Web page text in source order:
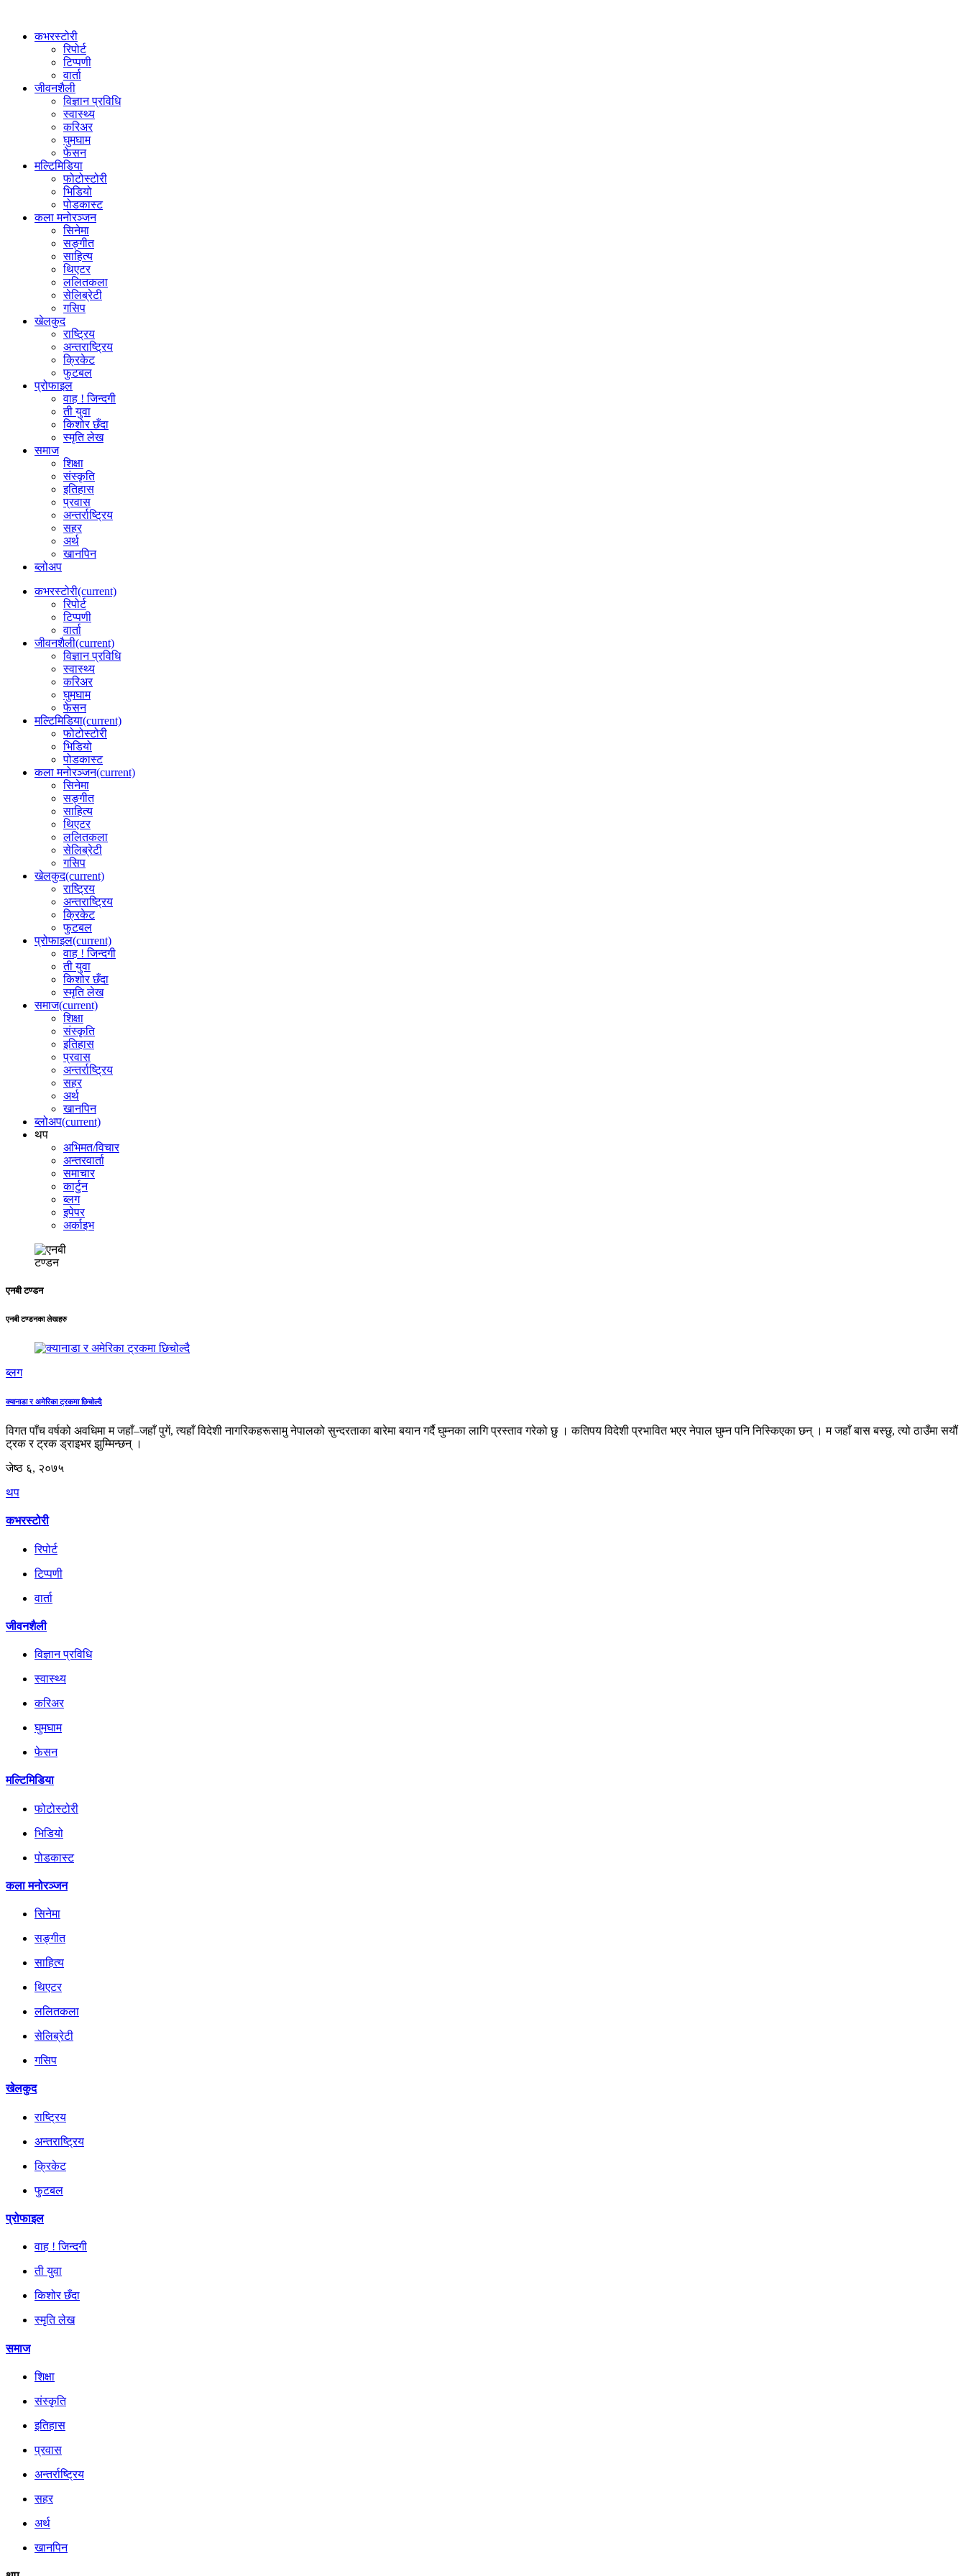
कभरस्टोरी
रिपोर्ट
टिप्पणी
वार्ता
जीवनशैली
विज्ञान प्रविधि
स्वास्थ्य
करिअर
घुमघाम
फेसन
मल्टिमिडिया
फोटोस्टोरी
भिडियो
पोडकास्ट
कला मनोरञ्जन
सिनेमा
सङ्गीत
साहित्य
थिएटर
ललितकला
सेलिब्रेटी
गसिप
खेलकुद
राष्ट्रिय
अन्तराष्ट्रिय
क्रिकेट
फुटबल
प्रोफाइल
वाह ! जिन्दगी
ती युवा
किशोर छँदा
स्मृति लेख
समाज
शिक्षा
संस्कृति
इतिहास
प्रवास
अन्तर्राष्ट्रिय
सहर
अर्थ
खानपिन
ब्लोअप
कभरस्टोरी(current)
रिपोर्ट
टिप्पणी
वार्ता
जीवनशैली(current)
विज्ञान प्रविधि
स्वास्थ्य
करिअर
घुमघाम
फेसन
मल्टिमिडिया(current)
फोटोस्टोरी
भिडियो
पोडकास्ट
कला मनोरञ्जन(current)
सिनेमा
सङ्गीत
साहित्य
थिएटर
ललितकला
सेलिब्रेटी
गसिप
खेलकुद(current)
राष्ट्रिय
अन्तराष्ट्रिय
क्रिकेट
फुटबल
प्रोफाइल(current)
वाह ! जिन्दगी
ती युवा
किशोर छँदा
स्मृति लेख
समाज(current)
शिक्षा
संस्कृति
इतिहास
प्रवास
अन्तर्राष्ट्रिय
सहर
अर्थ
खानपिन
ब्लोअप(current)
थप
अभिमत/विचार
अन्तरवार्ता
समाचार
कार्टुन
ब्लग
इपेपर
अर्काइभ
एनबी टण्डन
एनबी टण्डनका लेखहरु
ब्लग
क्यानाडा र अमेरिका ट्रकमा छिचोल्दै
विगत पाँच वर्षको अवधिमा म जहाँ–जहाँ पुगें, त्यहाँ विदेशी नागरिकहरूसामु नेपालको सुन्दरताका बारेमा बयान गर्दै घुम्नका लागि प्रस्ताव गरेको छु । कतिपय विदेशी प्रभावित भएर नेपाल घुम्न पनि निस्किएका छन् । म जहाँ बास बस्छु, त्यो ठाउँमा सयौं
ट्रक र ट्रक ड्राइभर झुम्मिन्छन् ।
जेष्ठ ६, २०७५
थप
कभरस्टोरी
रिपोर्ट
टिप्पणी
वार्ता
जीवनशैली
विज्ञान प्रविधि
स्वास्थ्य
करिअर
घुमघाम
फेसन
मल्टिमिडिया
फोटोस्टोरी
भिडियो
पोडकास्ट
कला मनोरञ्जन
सिनेमा
सङ्गीत
साहित्य
थिएटर
ललितकला
सेलिब्रेटी
गसिप
खेलकुद
राष्ट्रिय
अन्तराष्ट्रिय
क्रिकेट
फुटबल
प्रोफाइल
वाह ! जिन्दगी
ती युवा
किशोर छँदा
स्मृति लेख
समाज
शिक्षा
संस्कृति
इतिहास
प्रवास
अन्तर्राष्ट्रिय
सहर
अर्थ
खानपिन